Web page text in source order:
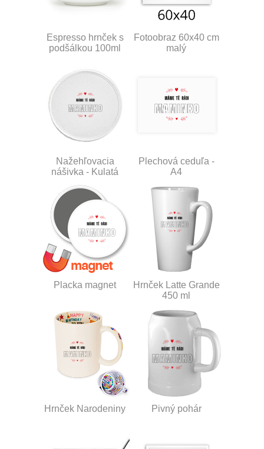
Espresso hrnček s
podšálkou 100ml
Fotoobraz 60x40 cm
malý
Nažehľovacia
nášivka - Kulatá
Plechová ceduľa -
A4
Placka magnet
Hrnček Latte Grande
450 ml
Hrnček Narodeniny Pivný pohár